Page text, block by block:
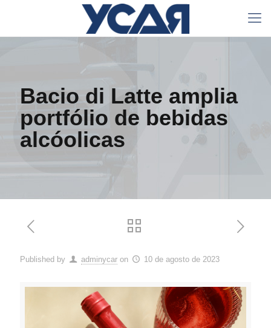
Bacio di Latte amplia
portfólio de bebidas
alcóolicas
Published by adminycar on 10 de agosto de 2023